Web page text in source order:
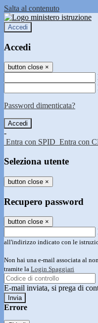
Salta al contenuto
Accedi
Accedi
button close ×
Password dimenticata?
-
Entra con SPID Entra con
Seleziona utente
button close ×
Recupero password
button close ×
all'indirizzo indicato con le
Non hai una e-mail associata al
tramite la Login Spaggiari
E-mail inviata, si prega di
Errore